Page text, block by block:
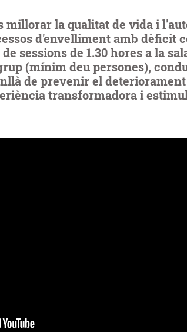
millorar la qualitat de vida i
d'envelliment amb dèficit
sessions de 1.30 hores a la
(mínim deu persones),
de prevenir el
transformadora i